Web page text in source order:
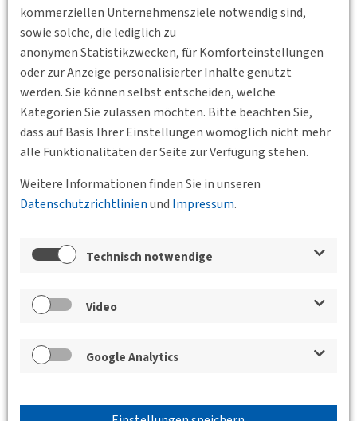
kommerziellen Unternehmensziele notwendig sind,
sowie solche, die lediglich zu
anonymen Statistikzwecken, für Komforteinstellungen
oder zur Anzeige personalisierter Inhalte genutzt
werden. Sie können selbst entscheiden, welche
Kategorien Sie zulassen möchten. Bitte beachten Sie,
dass auf Basis Ihrer Einstellungen womöglich nicht mehr
alle Funktionalitäten der Seite zur Verfügung stehen.
Weitere Informationen finden Sie in unseren
Datenschutzrichtlinienund Impressum.
Technisch notwendige
Video
Google Analytics
Zurück
der BVs und des Jungen Forums
DVWG Impulse! Carsharing als
Baustein städtischer Mobilität
Bau 06